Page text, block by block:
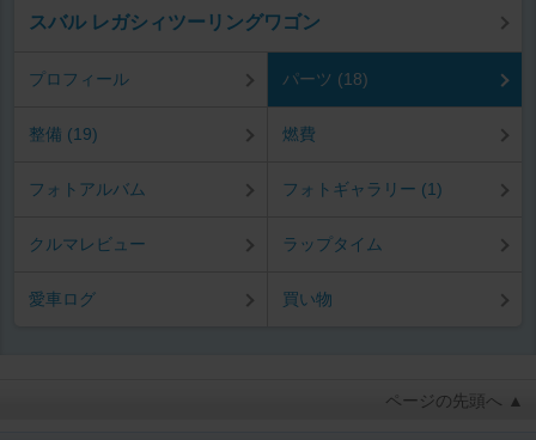
スバル レガシィツーリングワゴン
プロフィール パーツ (18)
整備 (19) 燃費
フォトアルバム フォトギャラリー (1)
クルマレビュー ラップタイム
愛車ログ 買い物
ページの先頭へ ▲